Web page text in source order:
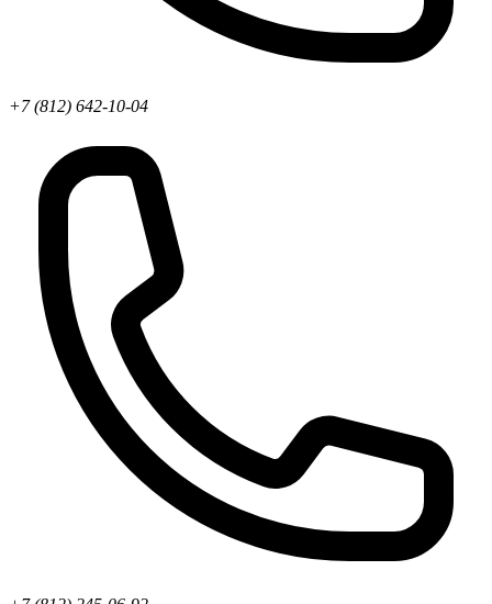
+7 (812) 642-10-04